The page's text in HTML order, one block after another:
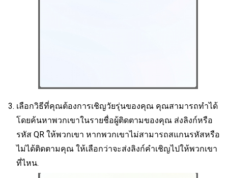
เลือกวิธีที่คุณต้องการเชิญวัยรุ่นของคุณ คุณสามารถทำได้
โดยค้นหาพวกเขาในรายชื่อผู้ติดตามของคุณ ส่งลิงก์หรือ
รหัส QR ให้พวกเขา หากพวกเขาไม่สามารถสแกนรหัสหรือ
ไม่ได้ติดตามคุณ ให้เลือกว่าจะส่งลิงก์คำเชิญไปให้พวกเขา
ที่ไหน.